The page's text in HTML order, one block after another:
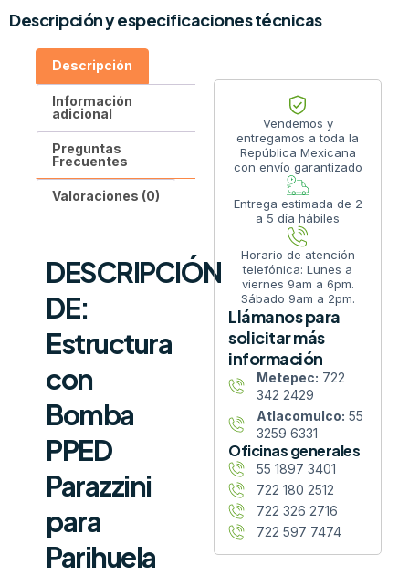
Descripción y especificaciones técnicas
Descripción
Información
adicional
Preguntas
Frecuentes
Valoraciones (0)
DESCRIPCIÓN
DE:
Estructura
con
Bomba
PPED
Parazzini
para
Parihuela
Vendemos y
entregamos a toda la
República Mexicana
con envío garantizado
Entrega estimada de 2
a 5 día hábiles
Horario de atención
telefónica: Lunes a
viernes 9am a 6pm.
Sábado 9am a 2pm.
Llámanos para
solicitar más
información
Metepec: 722
342 2429
Atlacomulco: 55
3259 6331
Oficinas generales
55 1897 3401
722 180 2512
722 326 2716
722 597 7474